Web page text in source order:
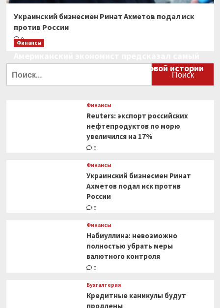
Украинский бизнесмен Ринат Ахметов подал иск
против России
0
Финансы
большой финансовый крах в мировой истории
Финансы
Reuters: экспорт российских
нефтепродуктов по морю
увеличился на 17%
0
Финансы
Украинский бизнесмен Ринат
Ахметов подал иск против
России
0
Финансы
Набиуллина: невозможно
полностью убрать меры
валютного контроля
0
Бухгалтерия
Кредитные каникулы будут
продлены